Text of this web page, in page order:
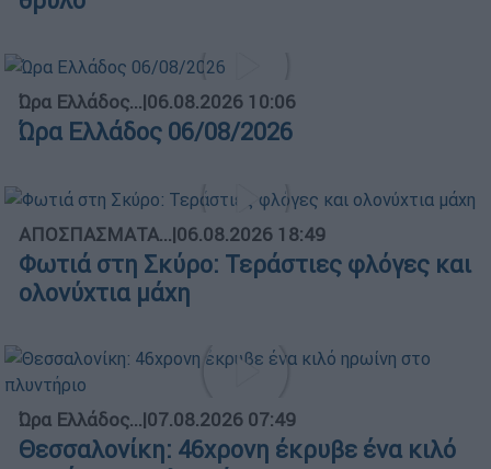
Ώρα Ελλάδος...|06.08.2026 10:06
Ώρα Ελλάδος 06/08/2026
ΑΠΟΣΠΑΣΜΑΤΑ...|06.08.2026 18:49
Φωτιά στη Σκύρο: Τεράστιες φλόγες και
ολονύχτια μάχη
Ώρα Ελλάδος...|07.08.2026 07:49
Θεσσαλονίκη: 46χρονη έκρυβε ένα κιλό